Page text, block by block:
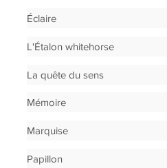
Éclaire
L'Étalon whitehorse
La quête du sens
Mémoire
Marquise
Papillon